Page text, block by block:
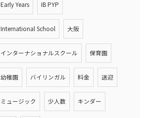
Early Years IB PYP
International School 大阪
インターナショナルスクール 保育園
幼稚園 バイリンガル 料金 送迎
ミュージック 少人数 キンダー